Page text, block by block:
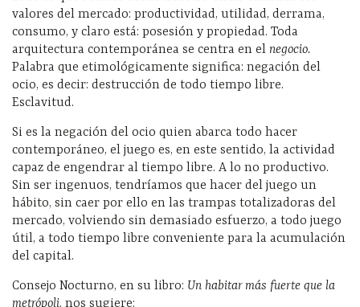
valores del mercado: productividad, utilidad, derrama,
consumo, y claro está: posesión y propiedad. Toda
arquitectura contemporánea se centra en el negocio.
Palabra que etimológicamente significa: negación del
ocio, es decir: destrucción de todo tiempo libre.
Esclavitud.
Si es la negación del ocio quien abarca todo hacer
contemporáneo, el juego es, en este sentido, la actividad
capaz de engendrar al tiempo libre. A lo no productivo.
Sin ser ingenuos, tendríamos que hacer del juego un
hábito, sin caer por ello en las trampas totalizadoras del
mercado, volviendo sin demasiado esfuerzo, a todo juego
útil, a todo tiempo libre conveniente para la acumulación
del capital.
Consejo Nocturno, en su libro: Un habitar más fuerte que la
metrópoli, nos sugiere: